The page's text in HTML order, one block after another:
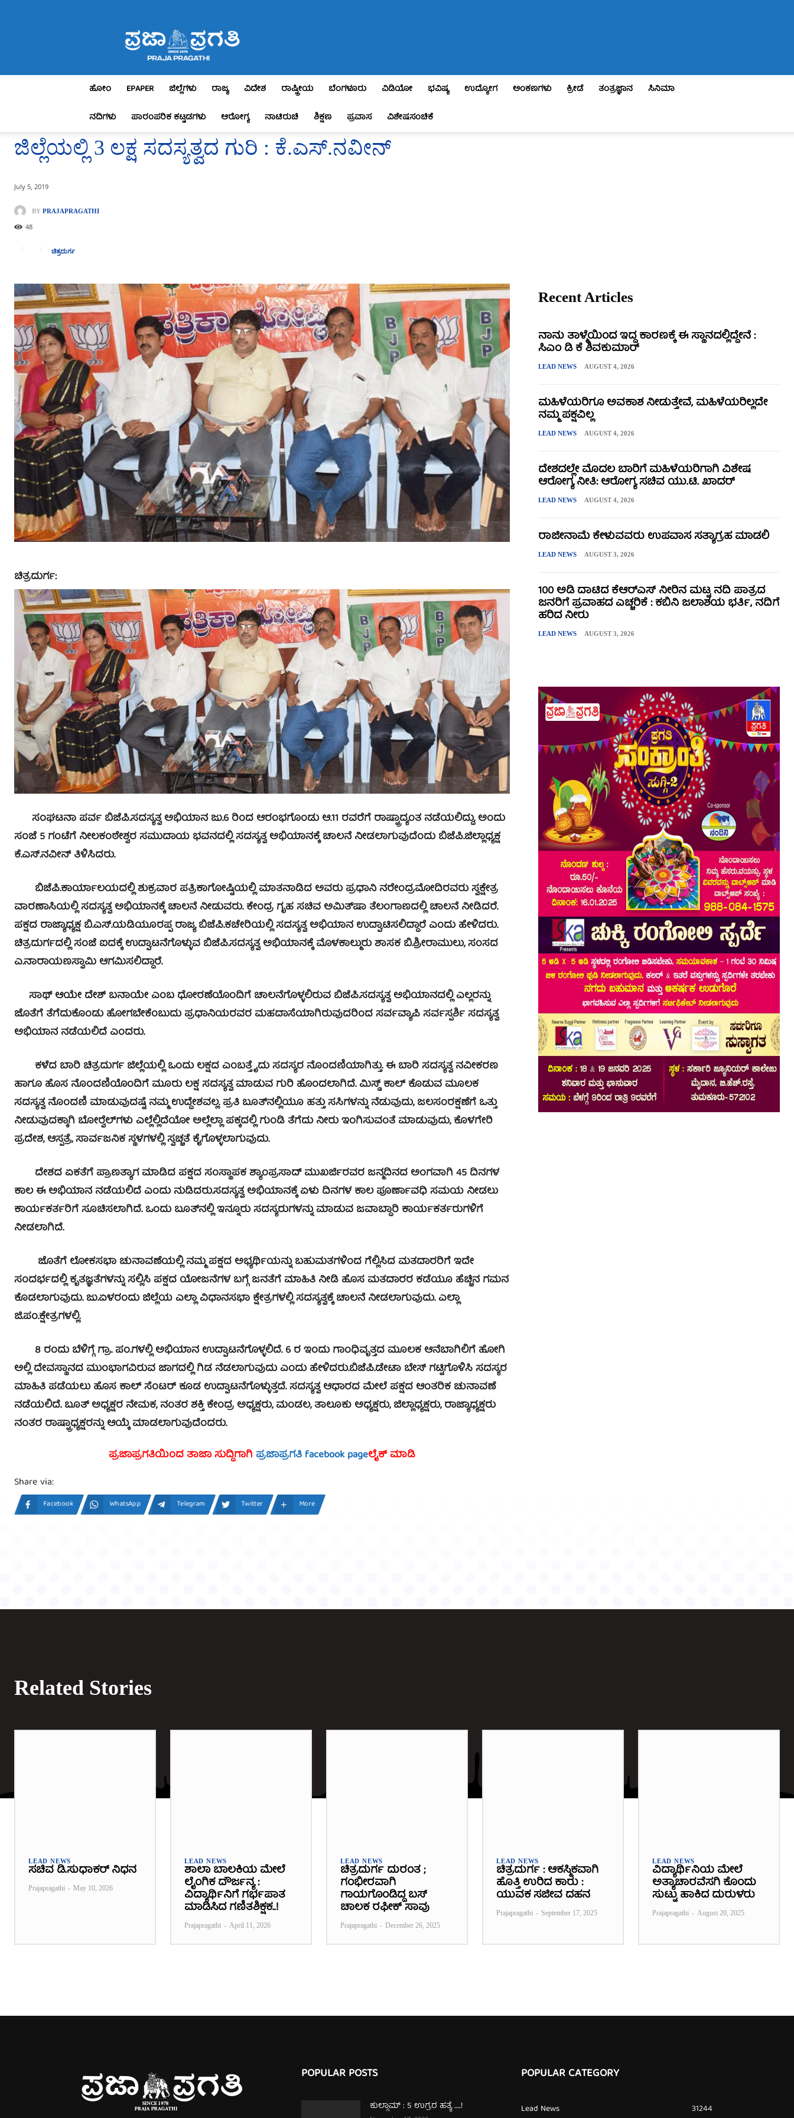
Pragathi
ಹೋಂ EPAPER ಜಿಲ್ಲೆಗಳು ರಾಜ್ಯ ವಿದೇಶ ರಾಷ್ಟ್ರೀಯ ಬೆಂಗಳೂರು ವಿಡಿಯೋ ಭವಿಷ್ಯ ಉದ್ಯೋಗ ಅಂಕಣಗಳು ಕ್ರೀಡೆ ತಂತ್ರಜ್ಞಾನ
ಸಿನಿಮಾ
ನದಿಗಳು
ಪಾರಂಪರಿಕ ಕಟ್ಟಡಗಳು ಆರೋಗ್ಯ ನಾಟಿರುಚಿ ಶಿಕ್ಷಣ ಪ್ರವಾಸ ವಿಶೇಷಸಂಚಿಕೆ
ಜಿಲ್ಲೆಯಲ್ಲಿ 3 ಲಕ್ಷ ಸದಸ್ಯತ್ವದ ಗುರಿ : ಕೆ.ಎಸ್.ನವೀನ್
July 5, 2019
BY PRAJAPRAGATHI
48
ಚಿತ್ರದುರ್ಗ
ಚಿತ್ರದುರ್ಗ:
ಸಂಘಟನಾ ಪರ್ವ ಬಿಜೆಪಿ.ಸದಸ್ಯತ್ವ ಅಭಿಯಾನ ಜು.6 ರಿಂದ ಆರಂಭಗೊಂಡು ಆ.11 ರವರೆಗೆ ರಾಷ್ಟ್ರಾದ್ಯಂತ ನಡೆಯಲಿದ್ದು, ಅಂದು
ಸಂಜೆ 5 ಗಂಟೆಗೆ ನೀಲಕಂಠೇಶ್ವರ ಸಮುದಾಯ ಭವನದಲ್ಲಿ ಸದಸ್ಯತ್ವ ಅಭಿಯಾನಕ್ಕೆ ಚಾಲನೆ ನೀಡಲಾಗುವುದೆಂದು ಬಿಜೆಪಿ.ಜಿಲ್ಲಾಧ್ಯಕ್ಷ
ಕೆ.ಎಸ್.ನವೀನ್ ತಿಳಿಸಿದರು.
ಬಿಜೆಪಿ.ಕಾರ್ಯಾಲಯದಲ್ಲಿ ಶುಕ್ರವಾರ ಪತ್ರಿಕಾಗೋಷ್ಟಿಯಲ್ಲಿ ಮಾತನಾಡಿದ ಅವರು ಪ್ರಧಾನಿ ನರೇಂದ್ರಮೋದಿರವರು ಸ್ವಕ್ಷೇತ್ರ
ವಾರಣಾಸಿಯಲ್ಲಿ ಸದಸ್ಯತ್ವ ಅಭಿಯಾನಕ್ಕೆ ಚಾಲನೆ ನೀಡುವರು. ಕೇಂದ್ರ ಗೃಹ ಸಚಿವ ಅಮಿತ್‍ಷಾ ತೆಲಂಗಾಣದಲ್ಲಿ ಚಾಲನೆ ನೀಡಿದರೆ.
ಪಕ್ಷದ ರಾಜ್ಯಾಧ್ಯಕ್ಷ ಬಿ.ಎಸ್.ಯಡಿಯೂರಪ್ಪ ರಾಜ್ಯ ಬಿಜೆಪಿ.ಕಚೇರಿಯಲ್ಲಿ ಸದಸ್ಯತ್ವ ಅಭಿಯಾನ ಉದ್ಘಾಟಿಸಲಿದ್ದಾರೆ ಎಂದು ಹೇಳಿದರು.
ಚಿತ್ರದುರ್ಗದಲ್ಲಿ ಸಂಜೆ ಐದಕ್ಕೆ ಉದ್ಘಾಟನೆಗೊಳ್ಳುವ ಬಿಜೆಪಿ.ಸದಸ್ಯತ್ವ ಅಭಿಯಾನಕ್ಕೆ ಮೊಳಕಾಲ್ಮುರು ಶಾಸಕ ಬಿ.ಶ್ರೀರಾಮುಲು, ಸಂಸದ
ಎ.ನಾರಾಯಣಸ್ವಾಮಿ ಆಗಮಿಸಲಿದ್ದಾರೆ.
ಸಾಥ್ ಆಯೇ ದೇಶ್ ಬನಾಯೇ ಎಂಬ ಧೋರಣೆಯೊಂದಿಗೆ ಚಾಲನೆಗೊಳ್ಳಲಿರುವ ಬಿಜೆಪಿ.ಸದಸ್ಯತ್ವ ಅಭಿಯಾನದಲ್ಲಿ ಎಲ್ಲರನ್ನು
ಜೊತೆಗೆ ತೆಗೆದುಕೊಂಡು ಹೋಗಬೇಕೆಂಬುದು ಪ್ರಧಾನಿಯರವರ ಮಹದಾಸೆಯಾಗಿರುವುದರಿಂದ ಸರ್ವವ್ಯಾಪಿ ಸರ್ವಸ್ಪರ್ಶಿ ಸದಸ್ಯತ್ವ
ಅಭಿಯಾನ ನಡೆಯಲಿದೆ ಎಂದರು.
ಕಳೆದ ಬಾರಿ ಚಿತ್ರದುರ್ಗ ಜಿಲ್ಲೆಯಲ್ಲಿ ಒಂದು ಲಕ್ಷದ ಎಂಬತ್ತೈದು ಸದಸ್ಯರ ನೊಂದಣಿಯಾಗಿತ್ತು. ಈ ಬಾರಿ ಸದಸ್ಯತ್ವ ನವೀಕರಣ
ಹಾಗೂ ಹೊಸ ನೊಂದಣಿಯೊಂದಿಗೆ ಮೂರು ಲಕ್ಷ ಸದಸ್ಯತ್ವ ಮಾಡುವ ಗುರಿ ಹೊಂದಲಾಗಿದೆ. ಮಿಸ್ಡ್ ಕಾಲ್ ಕೊಡುವ ಮೂಲಕ
ಸದಸ್ಯತ್ವ ನೊಂದಣಿ ಮಾಡುವುದಷ್ಟೆ ನಮ್ಮ ಉದ್ದೇಶವಲ್ಲ. ಪ್ರತಿ ಬೂತ್‍ನಲ್ಲಿಯೂ ಹತ್ತು ಸಸಿಗಳನ್ನು ನೆಡುವುದು, ಜಲಸಂರಕ್ಷಣೆಗೆ ಒತ್ತು
ನೀಡುವುದಕ್ಕಾಗಿ ಬೋರ್‍ವೆಲ್‍ಗಳು ಎಲ್ಲೆಲ್ಲಿದೆಯೋ ಅಲ್ಲೆಲ್ಲಾ ಪಕ್ಕದಲ್ಲಿ ಗುಂಡಿ ತೆಗೆದು ನೀರು ಇಂಗಿಸುವಂತೆ ಮಾಡುವುದು, ಕೊಳಗೇರಿ
ಪ್ರದೇಶ, ಆಸ್ಪತ್ರೆ, ಸಾರ್ವಜನಿಕ ಸ್ಥಳಗಳಲ್ಲಿ ಸ್ವಚ್ಚತೆ ಕೈಗೊಳ್ಳಲಾಗುವುದು.
ದೇಶದ ಏಕತೆಗೆ ಪ್ರಾಣತ್ಯಾಗ ಮಾಡಿದ ಪಕ್ಷದ ಸಂಸ್ಥಾಪಕ ಶ್ಯಾಂಪ್ರಸಾದ್ ಮುಖರ್ಜಿರವರ ಜನ್ಮದಿನದ ಅಂಗವಾಗಿ 45 ದಿನಗಳ
ಕಾಲ ಈ ಅಭಿಯಾನ ನಡೆಯಲಿದೆ ಎಂದು ನುಡಿದರು.ಸದಸ್ಯತ್ವ ಅಭಿಯಾನಕ್ಕೆ ಏಳು ದಿನಗಳ ಕಾಲ ಪೂರ್ಣಾವಧಿ ಸಮಯ ನೀಡಲು
ಕಾರ್ಯಕರ್ತರಿಗೆ ಸೂಚಿಸಲಾಗಿದೆ. ಒಂದು ಬೂತ್‍ನಲ್ಲಿ ಇನ್ನೂರು ಸದಸ್ಯರುಗಳನ್ನು ಮಾಡುವ ಜವಾಬ್ದಾರಿ ಕಾರ್ಯಕರ್ತರುಗಳಿಗೆ
ನೀಡಲಾಗಿದೆ.
ಜೊತೆಗೆ ಲೋಕಸಭಾ ಚುನಾವಣೆಯಲ್ಲಿ ನಮ್ಮ ಪಕ್ಷದ ಅಭ್ಯರ್ಥಿಯನ್ನು ಬಹುಮತಗಳಿಂದ ಗೆಲ್ಲಿಸಿದ ಮತದಾರರಿಗೆ ಇದೇ
ಸಂದರ್ಭದಲ್ಲಿ ಕೃತಜ್ಞತೆಗಳನ್ನು ಸಲ್ಲಿಸಿ ಪಕ್ಷದ ಯೋಜನೆಗಳ ಬಗ್ಗೆ ಜನತೆಗೆ ಮಾಹಿತಿ ನೀಡಿ ಹೊಸ ಮತದಾರರ ಕಡೆಯೂ ಹೆಚ್ಚಿನ ಗಮನ
ಕೊಡಲಾಗುವುದು. ಜು.ಏಳರಂದು ಜಿಲ್ಲೆಯ ಎಲ್ಲಾ ವಿಧಾನಸಭಾ ಕ್ಷೇತ್ರಗಳಲ್ಲಿ ಸದಸ್ಯತ್ವಕ್ಕೆ ಚಾಲನೆ ನೀಡಲಾಗುವುದು. ಎಲ್ಲಾ
ಜಿ.ಪಂ.ಕ್ಷೇತ್ರಗಳಲ್ಲಿ.
8 ರಂದು ಬೆಳಿಗ್ಗೆ ಗ್ರಾ. ಪಂ.ಗಳಲ್ಲಿ ಅಭಿಯಾನ ಉದ್ಘಾಟನೆಗೊಳ್ಳಲಿದೆ. 6 ರ ಇಂದು ಗಾಂಧಿವೃತ್ತದ ಮೂಲಕ ಆನೆಬಾಗಿಲಿಗೆ ಹೋಗಿ
ಅಲ್ಲಿ ದೇವಸ್ಥಾನದ ಮುಂಭಾಗವಿರುವ ಜಾಗದಲ್ಲಿ ಗಿಡ ನೆಡಲಾಗುವುದು ಎಂದು ಹೇಳಿದರು.ಬಿಜೆಪಿ.ಡೇಟಾ ಬೇಸ್ ಗಟ್ಟಿಗೊಳಿಸಿ ಸದಸ್ಯರ
ಮಾಹಿತಿ ಪಡೆಯಲು ಹೊಸ ಕಾಲ್ ಸೆಂಟರ್ ಕೂಡ ಉದ್ಘಾಟನೆಗೊಳ್ಳುತ್ತದೆ. ಸದಸ್ಯತ್ವ ಆಧಾರದ ಮೇಲೆ ಪಕ್ಷದ ಆಂತರಿಕ ಚುನಾವಣೆ
ನಡೆಯಲಿದೆ. ಬೂತ್ ಅಧ್ಯಕ್ಷರ ನೇಮಕ, ನಂತರ ಶಕ್ತಿ ಕೇಂದ್ರ ಅಧ್ಯಕ್ಷರು, ಮಂಡಲ, ತಾಲೂಕು ಅಧ್ಯಕ್ಷರು, ಜಿಲ್ಲಾಧ್ಯಕ್ಷರು, ರಾಜ್ಯಾಧ್ಯಕ್ಷರು
ನಂತರ ರಾಷ್ಟ್ರಾಧ್ಯಕ್ಷರನ್ನು ಆಯ್ಕೆ ಮಾಡಲಾಗುವುದೆಂದರು.
ಪ್ರಜಾಪ್ರಗತಿಯಿಂದ ತಾಜಾ ಸುದ್ದಿಗಾಗಿ ಪ್ರಜಾಪ್ರಗತಿ facebook pageಲೈಕ್ ಮಾಡಿ
Share via:
Facebook WhatsApp Telegram Twitter More
Recent Articles
ನಾನು ತಾಳ್ಮೆಯಿಂದ ಇದ್ದ ಕಾರಣಕ್ಕೆ ಈ ಸ್ಥಾನದಲ್ಲಿದ್ದೇನೆ :
ಸಿಎಂ ಡಿ ಕೆ ಶಿವಕುಮಾರ್
LEAD NEWS AUGUST 4, 2026
ಮಹಿಳೆಯರಿಗೂ ಅವಕಾಶ ನೀಡುತ್ತೇವೆ, ಮಹಿಳೆಯರಿಲ್ಲದೇ
ನಮ್ಮ ಪಕ್ಷವಿಲ್ಲ
LEAD NEWS AUGUST 4, 2026
ದೇಶದಲ್ಲೇ ಮೊದಲ ಬಾರಿಗೆ ಮಹಿಳೆಯರಿಗಾಗಿ ವಿಶೇಷ
ಆರೋಗ್ಯ ನೀತಿ: ಆರೋಗ್ಯ ಸಚಿವ ಯು.ಟಿ. ಖಾದರ್
LEAD NEWS AUGUST 4, 2026
ರಾಜೀನಾಮೆ ಕೇಳುವವರು ಉಪವಾಸ ಸತ್ಯಾಗ್ರಹ ಮಾಡಲಿ
LEAD NEWS AUGUST 3, 2026
100 ಅಡಿ ದಾಟಿದ ಕೆಆರ್‌ಎಸ್ ನೀರಿನ ಮಟ್ಟ ನದಿ ಪಾತ್ರದ
ಜನರಿಗೆ ಪ್ರವಾಹದ ಎಚ್ಚರಿಕೆ : ಕಬಿನಿ ಜಲಾಶಯ ಭರ್ತಿ, ನದಿಗೆ
ಹರಿದ ನೀರು
LEAD NEWS AUGUST 3, 2026
Related Stories
LEAD NEWS
ಸಚಿವ ಡಿ.ಸುಧಾಕರ್ ನಿಧನ
Prajapragathi - May 10, 2026
LEAD NEWS
ಶಾಲಾ ಬಾಲಕಿಯ ಮೇಲೆ
ಲೈಂಗಿಕ ದೌರ್ಜನ್ಯ :
ವಿದ್ಯಾರ್ಥಿನಿಗೆ ಗರ್ಭಪಾತ
ಮಾಡಿಸಿದ ಗಣಿತಶಿಕ್ಷಕ..!
Prajapragathi - April 11, 2026
LEAD NEWS
ಚಿತ್ರದುರ್ಗ ದುರಂತ ;
ಗಂಭೀರವಾಗಿ
ಗಾಯಗೊಂಡಿದ್ದ ಬಸ್‌
ಚಾಲಕ ರಫೀಕ್‌ ಸಾವು
Prajapragathi - December 26, 2025
LEAD NEWS
ಚಿತ್ರದುರ್ಗ : ಆಕಸ್ಮಿಕವಾಗಿ
ಹೊತ್ತಿ ಉರಿದ ಕಾರು :
ಯುವಕ ಸಜೀವ ದಹನ
Prajapragathi - September 17, 2025
LEAD NEWS
ವಿದ್ಯಾರ್ಥಿನಿಯ ಮೇಲೆ
ಅತ್ಯಾಚಾರವೆಸಗಿ ಕೊಂದು
ಸುಟ್ಟು ಹಾಕಿದ ದುರುಳರು
Prajapragathi - August 20, 2025
POPULAR POSTS
ಕುಲ್ಗಾಮ್‌ : 5 ಉಗ್ರರ ಹತ್ಯೆ …..!
POPULAR CATEGORY
Lead News 31244